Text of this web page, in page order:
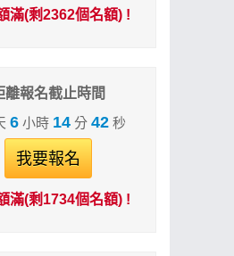
滿(剩2362個名額) !
離報名截止時間
6小時 14分 41秒
我要報名
滿(剩1734個名額) !